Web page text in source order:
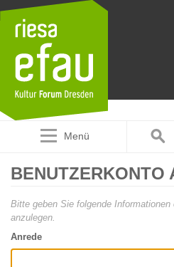
Menü
BENUTZERKONTO
Bitte geben Sie folgende
anzulegen.
Anrede